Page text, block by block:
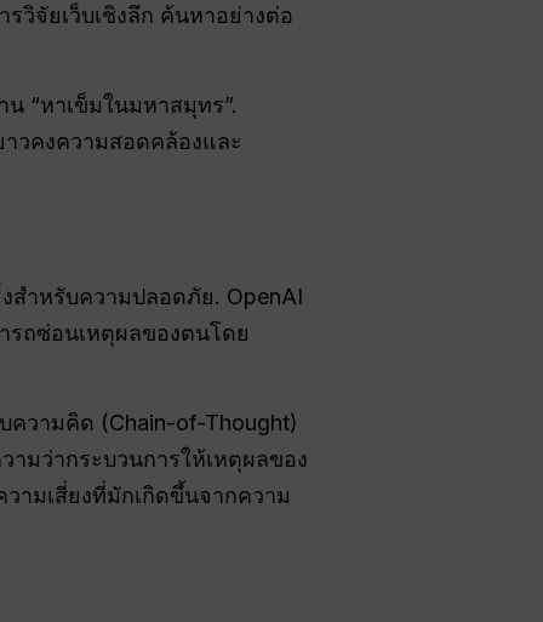
วิจัยเว็บเชิงลึก ค้นหาอย่างต่อ
“หาเข็มในมหาสมุทร”.
วคงความสอดคล้องและ
สำหรับความปลอดภัย. OpenAI
รถซ่อนเหตุผลของตนโดย
ความคิด (Chain-of-Thought)
มว่ากระบวนการให้เหตุผลของ
ามเสี่ยงที่มักเกิดขึ้นจากความ